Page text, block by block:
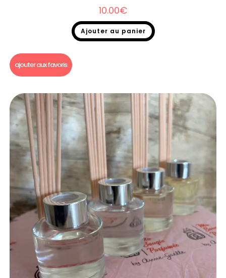
10.00€
Ajouter au panier
ajouter aux favoris